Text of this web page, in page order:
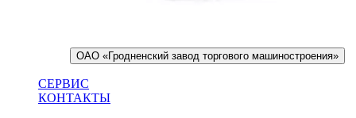
ОАО «Гродненский завод торгового машиностроения»
СЕРВИС
КОНТАКТЫ